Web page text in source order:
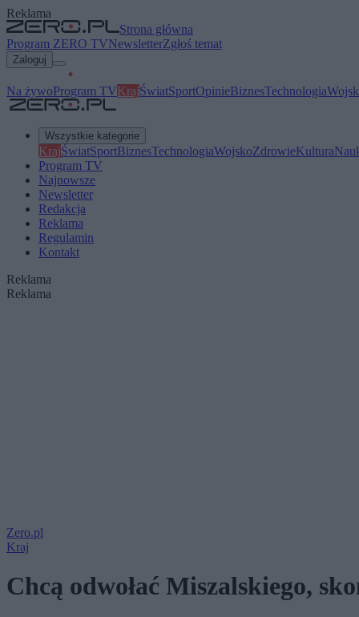
Reklama
Strona główna
Program ZERO TVNewsletterZgłoś temat
Zaloguj
Na żywoProgram TVKrajŚwiatSportOpinieBiznesTechnologia
Wszystkie kategorie
KrajŚwiatSportBiznesTechnologiaWojskoZdrowieKultura
Program TV
Najnowsze
Newsletter
Redakcja
Reklama
Regulamin
Kontakt
Reklama
Reklama
Zero.pl
Kraj
Chcą odwołać Miszalskiego,